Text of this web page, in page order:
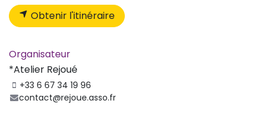
Obtenir l'itinéraire
Organisateur
*Atelier Rejoué
+33 6 67 34 19 96
contact@rejoue.asso.fr